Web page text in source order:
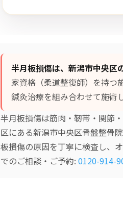
半月板損傷は、新潟市中央区
家資格（柔道整復師）を持つ
鍼灸治療を組み合わせて施術
半月板損傷は筋肉・靭帯・関節
区にある新潟市中央区骨盤整骨
板損傷の原因を丁寧に検査し、
でのご相談・ご予約: 0120-914-